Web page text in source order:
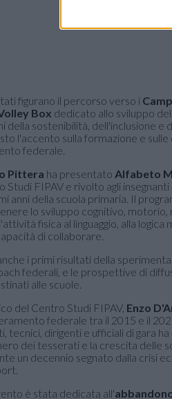
figurano il percorso verso i
Box dedicato allo sviluppo
della sostenibilità, dell'inclusione e
l'accento sulla formazione e
federale.
Pittera ha presentato Alfabeto
Studi FIPAV e rivolto agli
anni della scuola primaria. Il
lo sviluppo cognitivo,
fisica al linguaggio, alla logica
di collaborare.
i primi risultati della
federali, e le prospettive di
alle scuole.
del Centro Studi FIPAV, Enzo
federale tra il 2015 e il
tecnici, dirigenti e ufficiali di gara
dei tesserati e la crescita delle
un decennio segnato dalla crisi
è stata dedicata all'